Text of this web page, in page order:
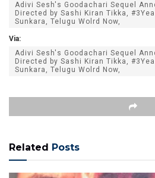
Adivi Sesh's Goodachari Sequel
Directed by Sashi Kiran Tikka,
Sunkara, Telugu Wolrd Now,
Via:
Adivi Sesh's Goodachari Sequel
Directed by Sashi Kiran Tikka,
Sunkara, Telugu Wolrd Now,
Related Posts